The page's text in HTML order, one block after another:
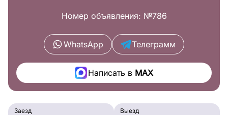
Номер объявления: №786
WhatsApp Телеграмм
Написать вMAX
Заезд Выезд